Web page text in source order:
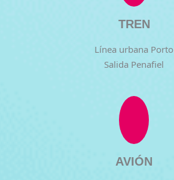
TREN
Línea urbana Porto
Salida Penafiel
AVIÓN